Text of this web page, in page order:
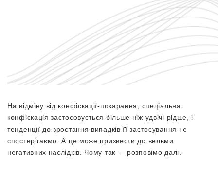
На відміну від конфіскації-покарання, спеціальна
конфіскація застосовується більше ніж удвічі рідше, і
тенденції до зростання випадків її застосування не
спостерігаємо. А це може призвести до вельми
негативних наслідків. Чому так — розповімо далі.